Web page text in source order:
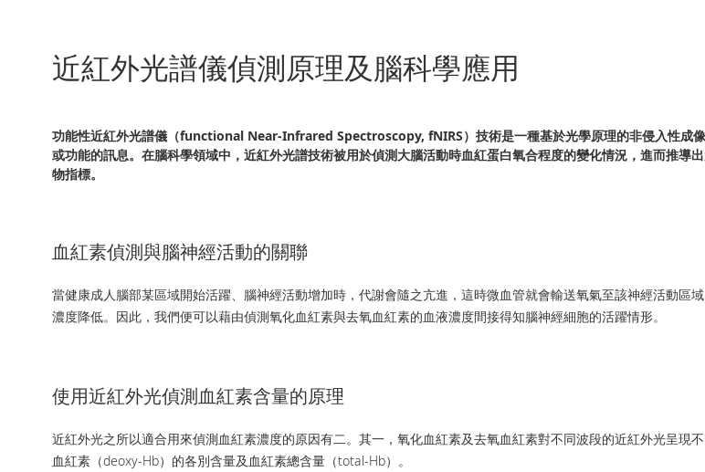
近紅外光譜儀偵測原理及腦科學應用
功能性近紅外光譜儀（functional Near-Infrared Spectroscopy, fNIRS）技術是一種基於光學原理的非侵入性成
或功能的訊息。在腦科學領域中，近紅外光譜技術被用於偵測大腦活動時血紅蛋白氧合程度的變化情況，進而推
物指標。
血紅素偵測與腦神經活動的關聯
當健康成人腦部某區域開始活躍、腦神經活動增加時，代謝會隨之亢進，這時微血管就會輸送氧氣至該神經活動區
濃度降低。因此，我們便可以藉由偵測氧化血紅素與去氧血紅素的血液濃度間接得知腦神經細胞的活躍情形。
使用近紅外光偵測血紅素含量的原理
近紅外光之所以適合用來偵測血紅素濃度的原因有二。其一，氧化血紅素及去氧血紅素對不同波段的近紅外光呈
血紅素（deoxy-Hb）的各別含量及血紅素總含量（total-Hb）。